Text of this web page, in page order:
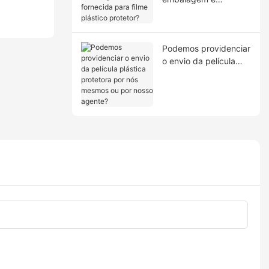
Podemos providenciar
o envio da película